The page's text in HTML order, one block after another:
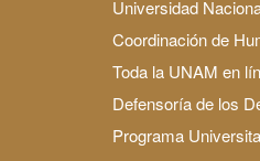
Universidad
Coordinación de
Toda la UNAM en
Defensoría de los
Programa